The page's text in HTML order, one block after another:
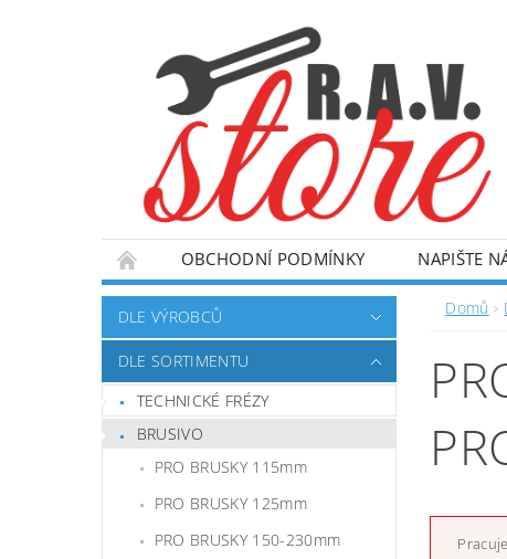
OBCHODNÍ PODMÍNKY NAPIŠTE
DLE VÝROBCŮ
DLE SORTIMENTU
TECHNICKÉ FRÉZY
BRUSIVO
PRO BRUSKY 115mm
PRO BRUSKY 125mm
PRO BRUSKY 150-230mm
Domů